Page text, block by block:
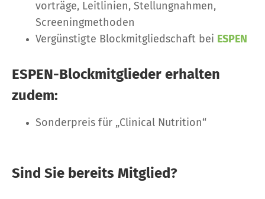
vorträge, Leitlinien, Stellungnahmen,
Screeningmethoden
Vergünstigte Blockmitgliedschaft bei ESPEN
ESPEN-Blockmitglieder erhalten
zudem:
Sonderpreis für „Clinical Nutrition“
Sind Sie bereits Mitglied?